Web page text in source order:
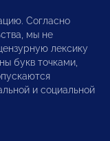
Согласно
мы не
лексику
букв точками,
и социальной